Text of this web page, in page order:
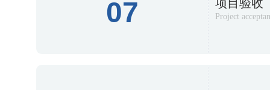
07 项目验收
Project